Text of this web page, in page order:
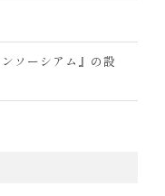
ソーシアム』の設